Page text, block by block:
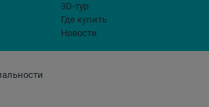
3D-тур
Где купить
Новости